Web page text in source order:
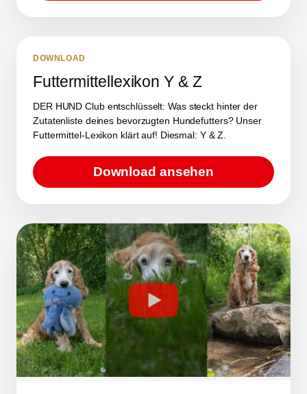
DOWNLOAD
Futtermittellexikon Y & Z
DER HUND Club entschlüsselt: Was steckt hinter der
Zutatenliste deines bevorzugten Hundefutters? Unser
Futtermittel-Lexikon klärt auf! Diesmal: Y & Z.
Download ansehen